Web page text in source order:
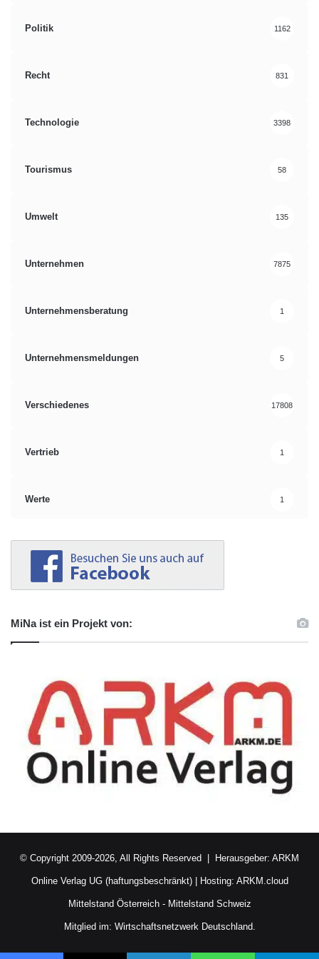
Politik 1162
Recht 831
Technologie 3398
Tourismus 58
Umwelt 135
Unternehmen 7875
Unternehmensberatung 1
Unternehmensmeldungen 5
Verschiedenes 17808
Vertrieb 1
Werte 1
MiNa ist ein Projekt von:
© Copyright 2009-2026, All Rights Reserved | Herausgeber: ARKM
Online Verlag UG (haftungsbeschränkt)| Hosting: ARKM.cloud
Mittelstand Österreich- Mittelstand Schweiz
Mitglied im: Wirtschaftsnetzwerk Deutschland.